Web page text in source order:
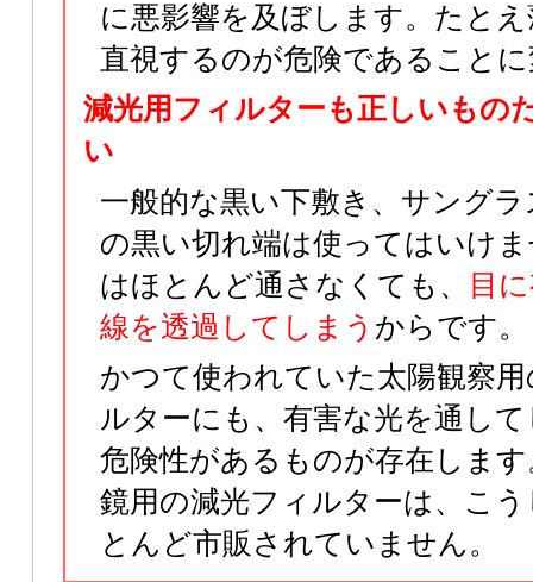
に悪影響を及ぼします。たと
直視するのが危険であること
減光用フィルターも正しいもの
い
一般的な黒い下敷き、サング
の黒い切れ端は使ってはいけ
はほとんど通さなくても、
目
線を透過してしまう からです。
かつて使われていた太陽観察
ルターにも、有害な光を通し
危険性があるものが存在しま
鏡用の減光フィルターは、こ
とんど市販されていません。